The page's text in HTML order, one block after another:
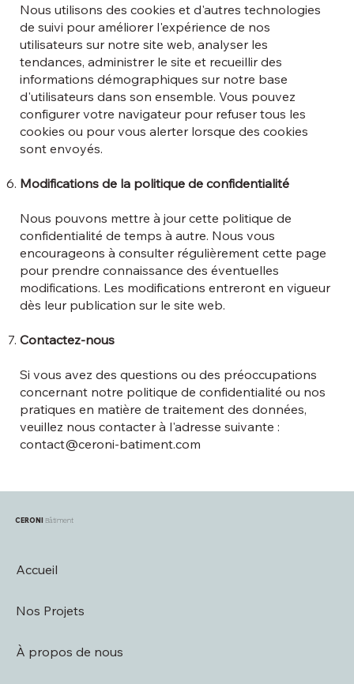
Nous utilisons des cookies et d'autres technologies
de suivi pour améliorer l'expérience de nos
utilisateurs sur notre site web, analyser les
tendances, administrer le site et recueillir des
informations démographiques sur notre base
d'utilisateurs dans son ensemble. Vous pouvez
configurer votre navigateur pour refuser tous les
cookies ou pour vous alerter lorsque des cookies
sont envoyés.
Modifications de la politique de confidentialité
Nous pouvons mettre à jour cette politique de
confidentialité de temps à autre. Nous vous
encourageons à consulter régulièrement cette page
pour prendre connaissance des éventuelles
modifications. Les modifications entreront en vigueur
dès leur publication sur le site web.
Contactez-nous
Si vous avez des questions ou des préoccupations
concernant notre politique de confidentialité ou nos
pratiques en matière de traitement des données,
veuillez nous contacter à l'adresse suivante :
contact@ceroni-batiment.com
CERONI Bâtiment
Accueil
Nos Projets
À propos de nous